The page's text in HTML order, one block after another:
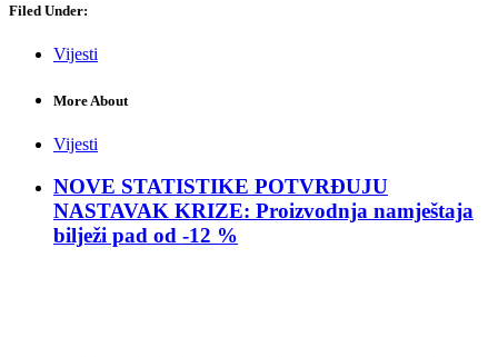
Filed Under:
Vijesti
More About
Vijesti
NOVE STATISTIKE POTVRĐUJU
NASTAVAK KRIZE: Proizvodnja namještaja
bilježi pad od -12 %